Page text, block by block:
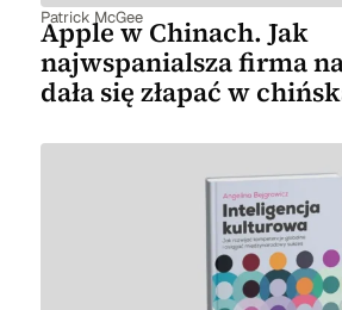
Patrick McGee
Apple w Chinach. Jak
najwspanialsza firma
dała się złapać w